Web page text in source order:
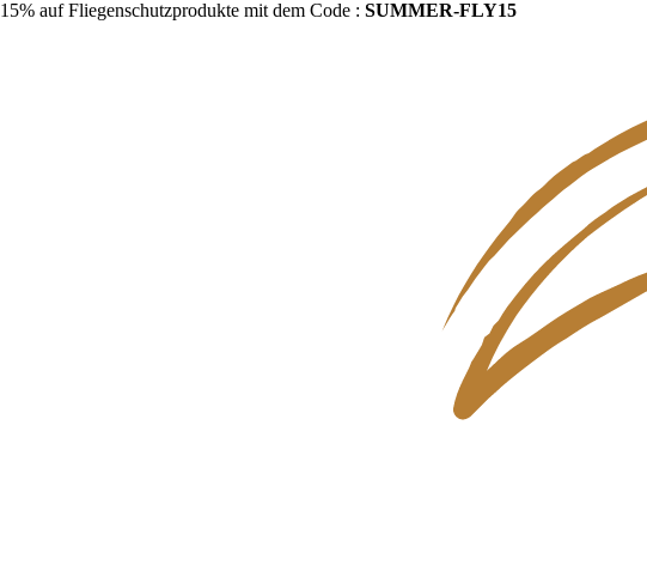
15% auf Fliegenschutzprodukte mit dem Code : SUMMER-FLY15